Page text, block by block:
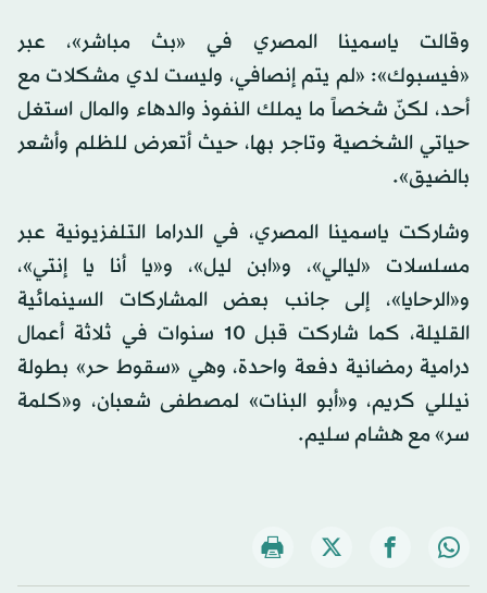
وقالت ياسمينا المصري في «بث مباشر»، عبر
«فيسبوك»: «لم يتم إنصافي، وليست لدي مشكلات مع
أحد، لكنّ شخصاً ما يملك النفوذ والدهاء والمال استغل
حياتي الشخصية وتاجر بها، حيث أتعرض للظلم وأشعر
بالضيق».
وشاركت ياسمينا المصري، في الدراما التلفزيونية عبر
مسلسلات «ليالي»، و«ابن ليل»، و«يا أنا يا إنتي»،
و«الرحايا»، إلى جانب بعض المشاركات السينمائية
القليلة، كما شاركت قبل 10 سنوات في ثلاثة أعمال
درامية رمضانية دفعة واحدة، وهي «سقوط حر» بطولة
نيللي كريم، و«أبو البنات» لمصطفى شعبان، و«كلمة
سر» مع هشام سليم.